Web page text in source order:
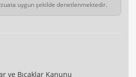
uygun şekilde denetlenmektedir.
ve Bıçaklar Kanunu